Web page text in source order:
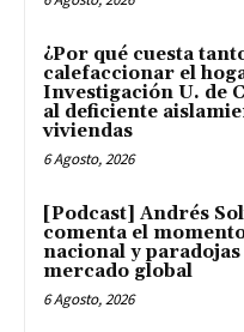
¿Por qué cuesta
calefaccionar el
Investigación U. de
al deficiente
viviendas
6 Agosto, 2026
[Podcast] Andrés
comenta el
nacional y paradojas
mercado global
6 Agosto, 2026